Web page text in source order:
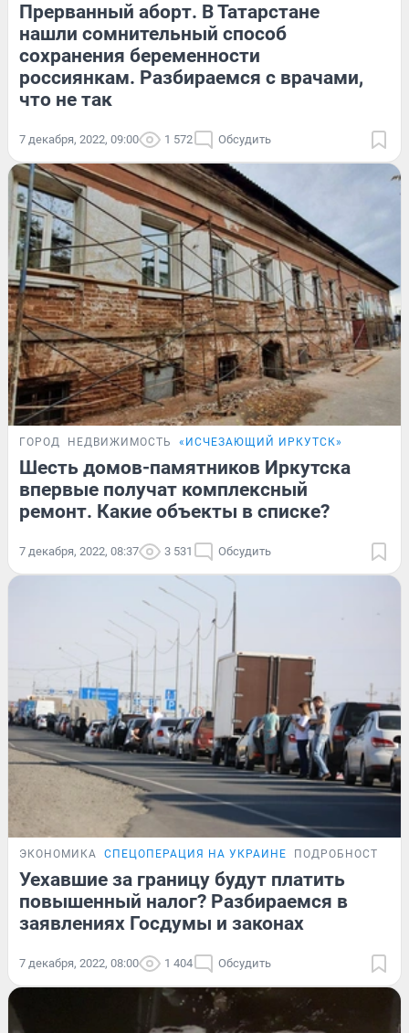
Прерванный аборт. В Татарстане
нашли сомнительный способ
сохранения беременности
россиянкам. Разбираемся с врачами,
что не так
7 декабря, 2022, 09:00 1 572 Обсудить
ГОРОД НЕДВИЖИМОСТЬ «ИСЧЕЗАЮЩИЙ ИРКУТСК»
Шесть домов-памятников Иркутска
впервые получат комплексный
ремонт. Какие объекты в списке?
7 декабря, 2022, 08:37 3 531 Обсудить
ЭКОНОМИКА СПЕЦОПЕРАЦИЯ НА УКРАИНЕ ПОДРОБНОСТИ
Уехавшие за границу будут платить
повышенный налог? Разбираемся в
заявлениях Госдумы и законах
7 декабря, 2022, 08:00 1 404 Обсудить